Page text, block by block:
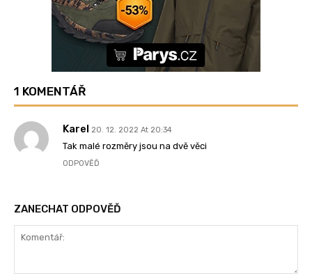
1 KOMENTÁŘ
Karel 20. 12. 2022 At 20:34
Tak malé rozměry jsou na dvě věci
ODPOVĚĎ
ZANECHAT ODPOVĚĎ